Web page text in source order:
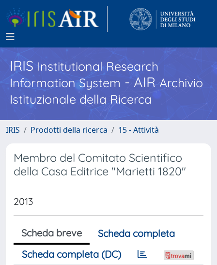
IRISInstitutional Research
Information System - AIR Archivio
Istituzionale della Ricerca
IRIS Prodotti della ricerca 15 - Attività
Membro del Comitato Scientifico
della Casa Editrice "Marietti 1820"
2013
Scheda breve
Scheda completa
Scheda completa (DC)